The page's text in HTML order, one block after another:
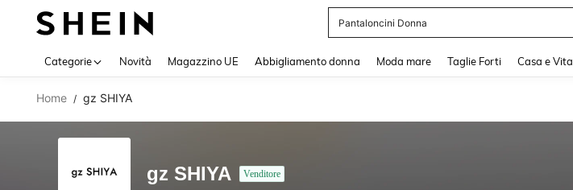
Pantaloncini Donna
Categorie Novità Magazzino UE Abbigliamento donna Moda mare Taglie Forti Casa e Vita
Home / gz SHIYA
gz SHIYA Venditore